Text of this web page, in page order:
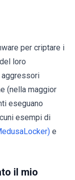
per criptare i
loro
(nella maggior
eseguano
esempi di
e
il mio